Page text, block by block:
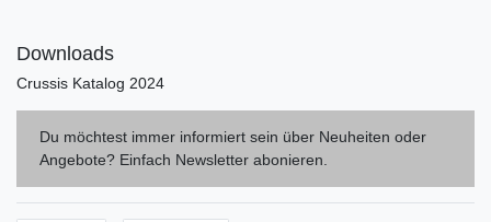
Downloads
Crussis Katalog 2024
Du möchtest immer informiert sein über Neuheiten oder
Angebote? Einfach Newsletter abonieren.